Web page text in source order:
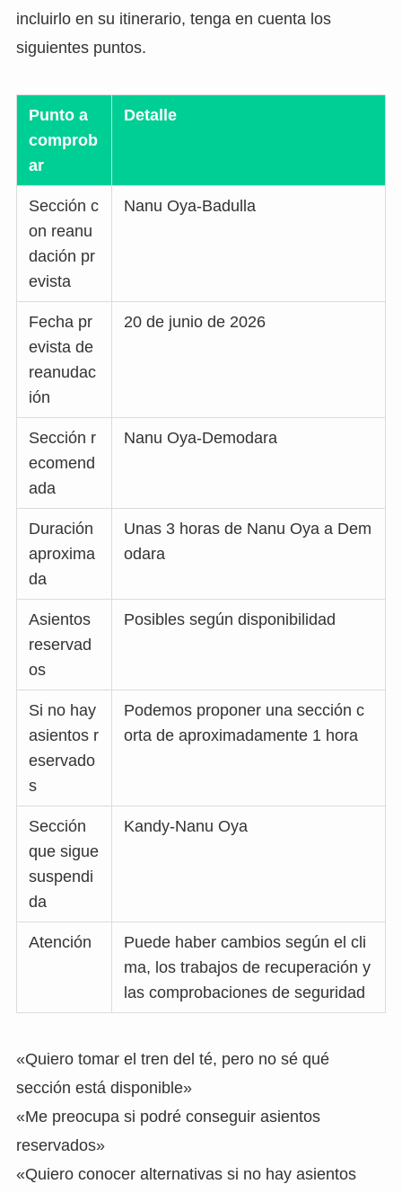
incluirlo en su itinerario, tenga en cuenta los
siguientes puntos.
Punto a
comprob
ar
Detalle
Sección c
on reanu
dación pr
evista
Nanu Oya-Badulla
Fecha pr
evista de
reanudac
ión
20 de junio de 2026
Sección r
ecomend
ada
Nanu Oya-Demodara
Duración
aproxima
da
Unas 3 horas de Nanu Oya a Dem
odara
Asientos
reservad
os
Posibles según disponibilidad
Si no hay
asientos r
eservado
s
Podemos proponer una sección c
orta de aproximadamente 1 hora
Sección
que sigue
suspendi
da
Kandy-Nanu Oya
Atención
Puede haber cambios según el cli
ma, los trabajos de recuperación y
las comprobaciones de seguridad
«Quiero tomar el tren del té, pero no sé qué
sección está disponible»
«Me preocupa si podré conseguir asientos
reservados»
«Quiero conocer alternativas si no hay asientos